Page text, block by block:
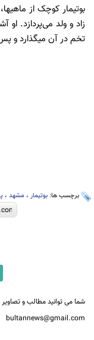
بوتیمار کوچک از
تخم در آن میگذارد و پس از ۲۰ روز جوجه‌ها از تخم
برچسب ها: بوتیمار ، مشهد ،
شما می توانید مطالب و
bultannews@gmail.com